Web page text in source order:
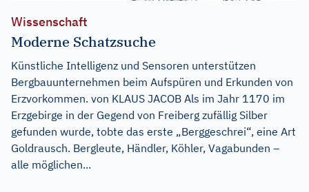
Wissenschaft
Moderne Schatzsuche
Künstliche Intelligenz und Sensoren unterstützen
Bergbauunternehmen beim Aufspüren und Erkunden von
Erzvorkommen. von KLAUS JACOB Als im Jahr 1170 im
Erzgebirge in der Gegend von Freiberg zufällig Silber
gefunden wurde, tobte das erste „Berggeschrei“, eine Art
Goldrausch. Bergleute, Händler, Köhler, Vagabunden –
alle möglichen...